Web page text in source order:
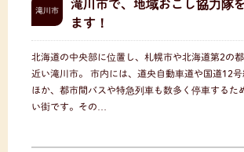
滝川市
滝川市で、地域おこし協力隊
ます！
北海道の中央部に位置し、札幌市や北海道第2の
近い滝川市。 市内には、道央自動車道や国道12
ほか、都市間バスや特急列車も数多く停車するた
い街です。その…